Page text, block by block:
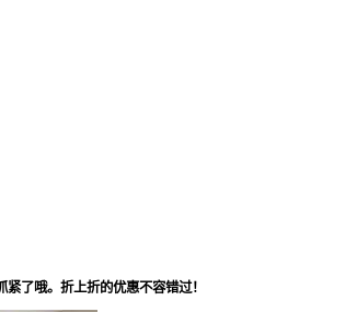
了哦。折上折的优惠不容错过！